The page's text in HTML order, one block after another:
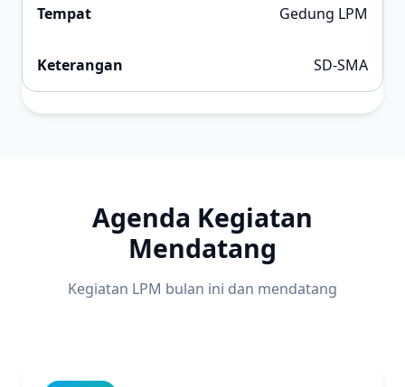
Gedung LPM
SD-SMA
Agenda Kegiatan
Mendatang
Kegiatan LPM bulan ini dan mendatang